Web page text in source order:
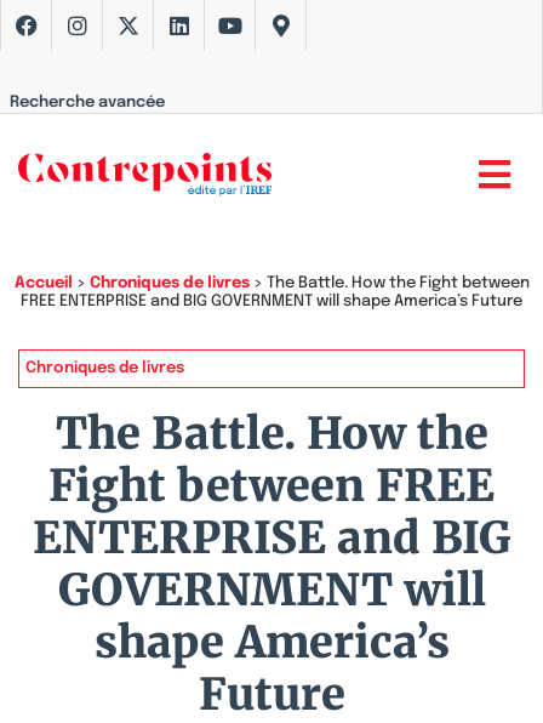
Recherche avancée
Accueil > Chroniques de livres> The Battle. How the Fight between
FREE ENTERPRISE and BIG GOVERNMENT will shape America’s Future
Chroniques de livres
The Battle. How the
Fight between FREE
ENTERPRISE and BIG
GOVERNMENT will
shape America’s
Future